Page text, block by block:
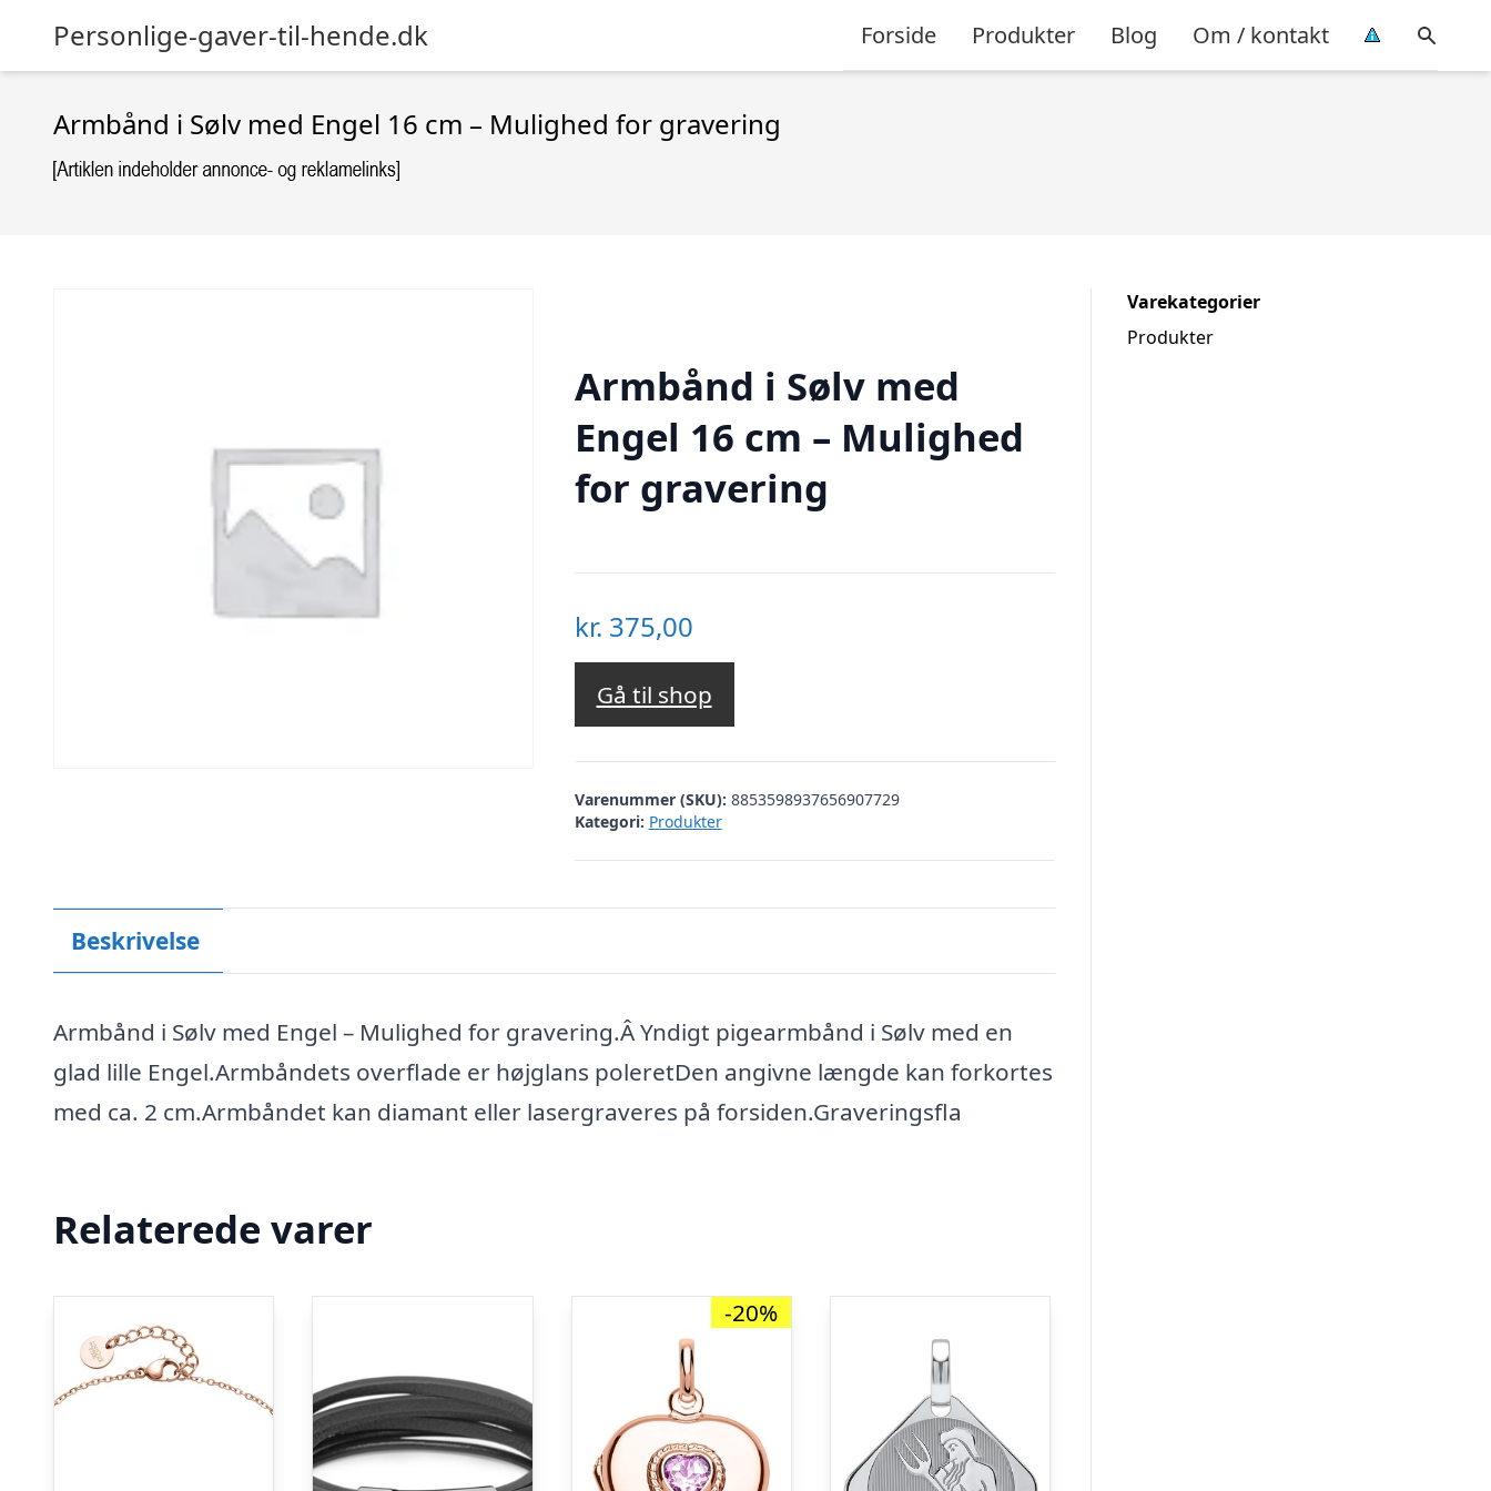
Personlige-gaver-til-hende.dk Forside Produkter Blog Om / kontakt
Armbånd i Sølv med Engel 16 cm – Mulighed for gravering
Armbånd i Sølv med
Engel 16 cm – Mulighed
for gravering
kr. 375,00
Gå til shop
Varenummer (SKU): 8853598937656907729
Kategori: Produkter
Beskrivelse
Armbånd i Sølv med Engel – Mulighed for gravering.Â Yndigt pigearmbånd i Sølv med en
glad lille Engel.Armbåndets overflade er højglans poleretDen angivne længde kan forkortes
med ca. 2 cm.Armbåndet kan diamant eller lasergraveres på forsiden.Graveringsfla
Relaterede varer
-20%
Varekategorier
Produkter